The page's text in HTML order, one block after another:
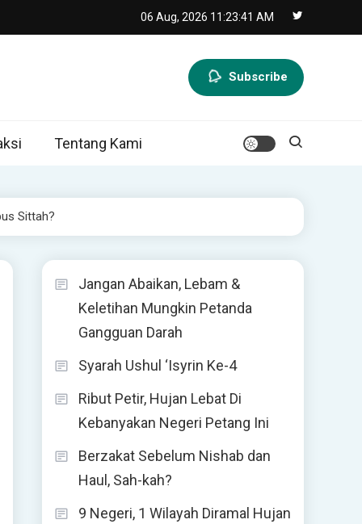
06 Aug, 2026 11:23:42 AM
Subscribe
Tentang Kami
Sittah?
Jangan Abaikan, Lebam &
Keletihan Mungkin Petanda
Gangguan Darah
Syarah Ushul ‘Isyrin Ke-4
Ribut Petir, Hujan Lebat Di
Kebanyakan Negeri Petang Ini
Berzakat Sebelum Nishab dan
Haul, Sah-kah?
9 Negeri, 1 Wilayah Diramal Hujan